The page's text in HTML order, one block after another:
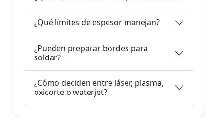
¿Qué límites de espesor manejan?
¿Pueden preparar bordes para
soldar?
¿Cómo deciden entre láser, plasma,
oxicorte o waterjet?